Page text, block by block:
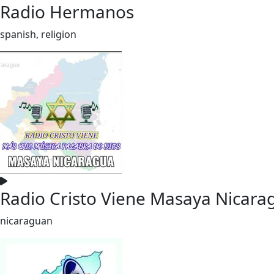
Radio Hermanos
spanish, religion
Radio Cristo Viene Masaya
nicaraguan